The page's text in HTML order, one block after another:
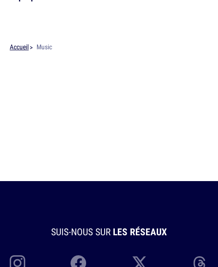
Accueil Music
SUIS-NOUS SUR LES RÉSEAUX